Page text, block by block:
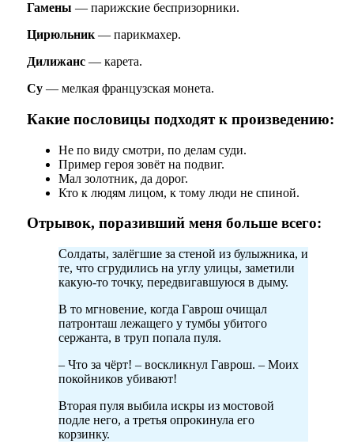
Гамены — парижские беспризорники.
Цирюльник— парикмахер.
Дилижанс— карета.
Су— мелкая французская монета.
Какие пословицы подходят к произведению:
Не по виду смотри, по делам суди.
Пример героя зовёт на подвиг.
Мал золотник, да дорог.
Кто к людям лицом, к тому люди не спиной.
Отрывок, поразивший меня больше всего:
Солдаты, залёгшие за стеной из булыжника, и
те, что сгрудились на углу улицы, заметили
какую-то точку, передвигавшуюся в дыму.
В то мгновение, когда Гаврош очищал
патронташ лежащего у тумбы убитого
сержанта, в труп попала пуля.
– Что за чёрт! – воскликнул Гаврош. – Моих
покойников убивают!
Вторая пуля выбила искры из мостовой
подле него, а третья опрокинула его
корзинку.